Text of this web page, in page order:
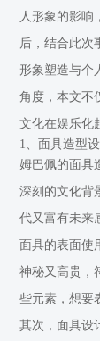
人形象的影响
后，结合此次
形象塑造与个
角度，本文不
文化在娱乐化
1、面具造型
姆巴佩的面具
深刻的文化背
代又富有未来
面具的表面使
神秘又高贵，
些元素，想要
其次，面具设